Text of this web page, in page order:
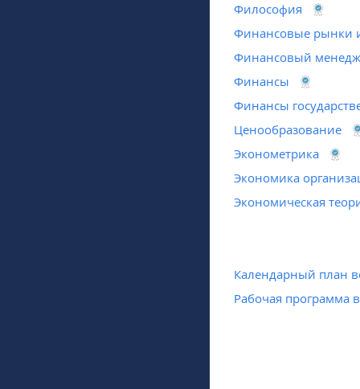
Философия
Финансовые рынки
Финансовый
Финансы
Финансы
Ценообразование
Эконометрика
Экономика
Экономическая
Календарный план
Рабочая программа